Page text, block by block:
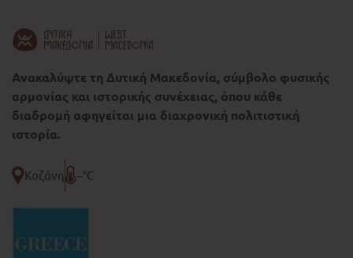
Ανακαλύψτε τη Δυτική Μακεδονία, σύμβολο φυσικής
αρμονίας και ιστορικής συνέχειας, όπου κάθε
διαδρομή αφηγείται μια διαχρονική πολιτιστική
ιστορία.
Κοζάνη --°C